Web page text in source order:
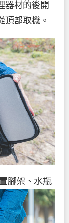
器材的後開
頂部取機。
腳架、水瓶